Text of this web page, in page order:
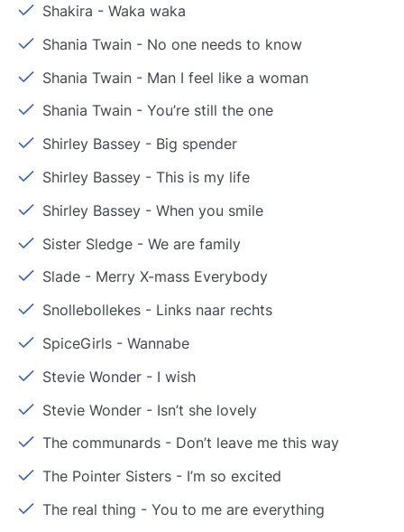
Shakira -Waka waka
Shania Twain - No one needs to know
Shania Twain - Man I feel like a woman
Shania Twain -You’re still the one
Shirley Bassey - Big spender
Shirley Bassey -This is my life
Shirley Bassey -When you smile
Sister Sledge -We are family
Slade - Merry X-mass Everybody
Snollebollekes - Links naar rechts
SpiceGirls -Wannabe
Stevie Wonder - I wish
Stevie Wonder - Isn’t she lovely
The communards - Don’t leave me this way
The Pointer Sisters - I’m so excited
The real thing -You to me are everything